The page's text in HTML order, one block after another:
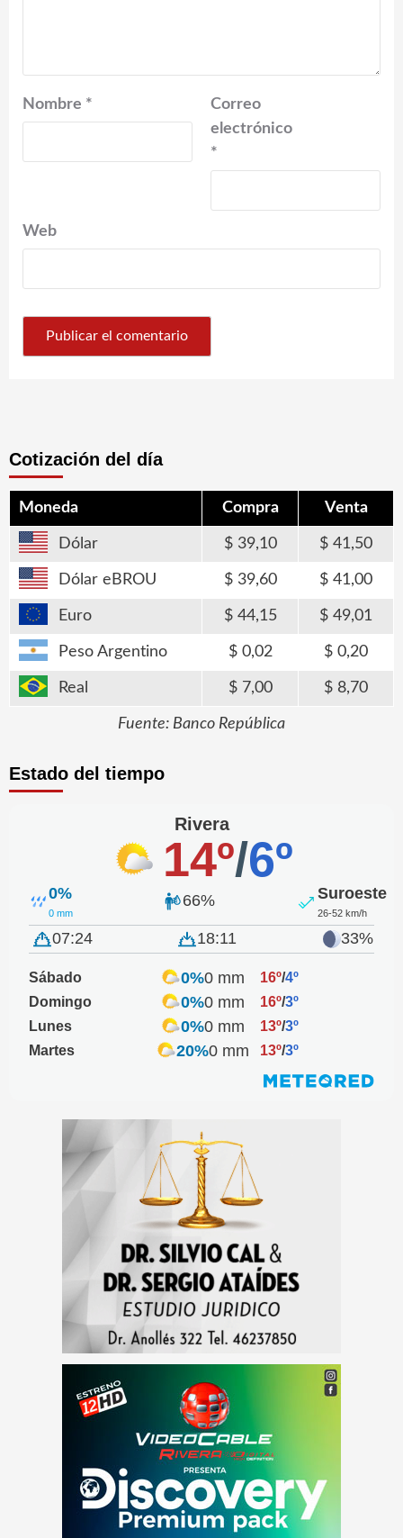
Nombre *
Correo
electrónico
*
Web
Cotización del día
Moneda Compra Venta
Dólar 39,10 41,50
Dólar eBROU 39,60 41,00
Euro 44,15 49,01
Peso Argentino 0,02 0,20
Real 7,00 8,70
Fuente: Banco República
Estado del tiempo
Rivera
14º/6º
0%
0 mm
66% Suroeste
26-52 km/h
07:24 18:11 33%
Sábado 0%0 mm 16º/4º
Domingo
0%0 mm 16º/3º
Lunes
0%0 mm 13º/3º
Martes
20%0 mm 13º/3º